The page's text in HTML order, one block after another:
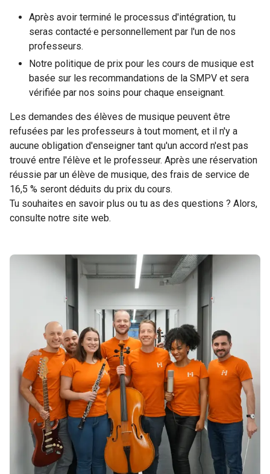
Après avoir terminé le processus d'intégration, tu
seras contacté·e personnellement par l'un de nos
professeurs.
Notre politique de prix pour les cours de musique est
basée sur les recommandations de la SMPV et sera
vérifiée par nos soins pour chaque enseignant.
Les demandes des élèves de musique peuvent être
refusées par les professeurs à tout moment, et il n'y a
aucune obligation d'enseigner tant qu'un accord n'est pas
trouvé entre l'élève et le professeur. Après une réservation
réussie par un élève de musique, des frais de service de
16,5 % seront déduits du prix du cours.
Tu souhaites en savoir plus ou tu as des questions ? Alors,
consulte notre site web.